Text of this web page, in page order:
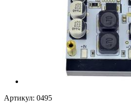
Артикул: 0495